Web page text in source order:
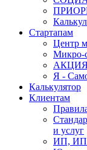
Стартапам
Центр
Микро-
АКЦИЯ
Я -
Калькулятор
Клиентам
и услуг
ИП, ИП